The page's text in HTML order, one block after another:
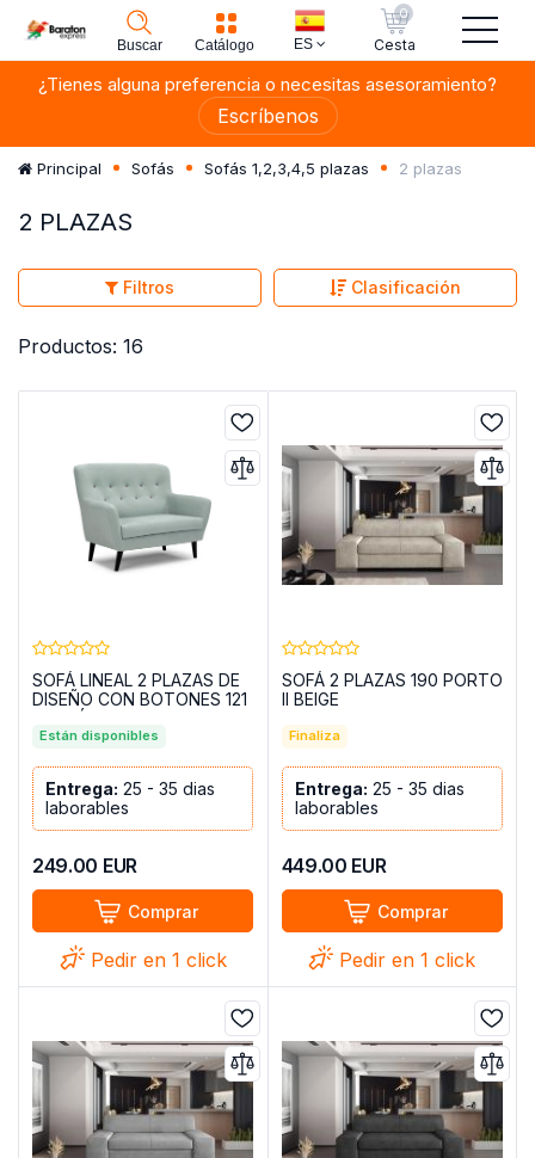
Buscar Catálogo ES
0
Cesta
¿Tienes alguna preferencia o necesitas asesoramiento?
Escríbenos
Principal Sofás Sofás 1,2,3,4,5 plazas 2 plazas
2 PLAZAS
Filtros Clasificación
Productos: 16
SOFÁ LINEAL 2 PLAZAS DE
DISEÑO CON BOTONES 121
CM NÓRDICOS VERDE
AZULADO
Están disponibles
Entrega: 25 - 35 dias
laborables
249.00 EUR
Comprar
Pedir en 1 click
SOFÁ 2 PLAZAS 190 PORTO
II BEIGE
Finaliza
Entrega: 25 - 35 dias
laborables
449.00 EUR
Comprar
Pedir en 1 click